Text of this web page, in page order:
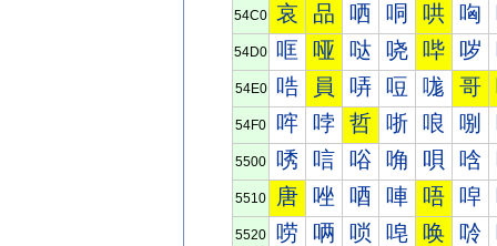
54C0 哀 品 哂 哃 哄 哅
54D0 哐 哑 哒 哓 哔 哕
54E0 哠 員 哢 哣 哤 哥
54F0 哰 哱 哲 哳 哴 哵
5500 唀 唁 唂 唃 唄 唅
5510 唐 唑 唒 唓 唔 唕
5520 唠 唡 唢 唣 唤 唥